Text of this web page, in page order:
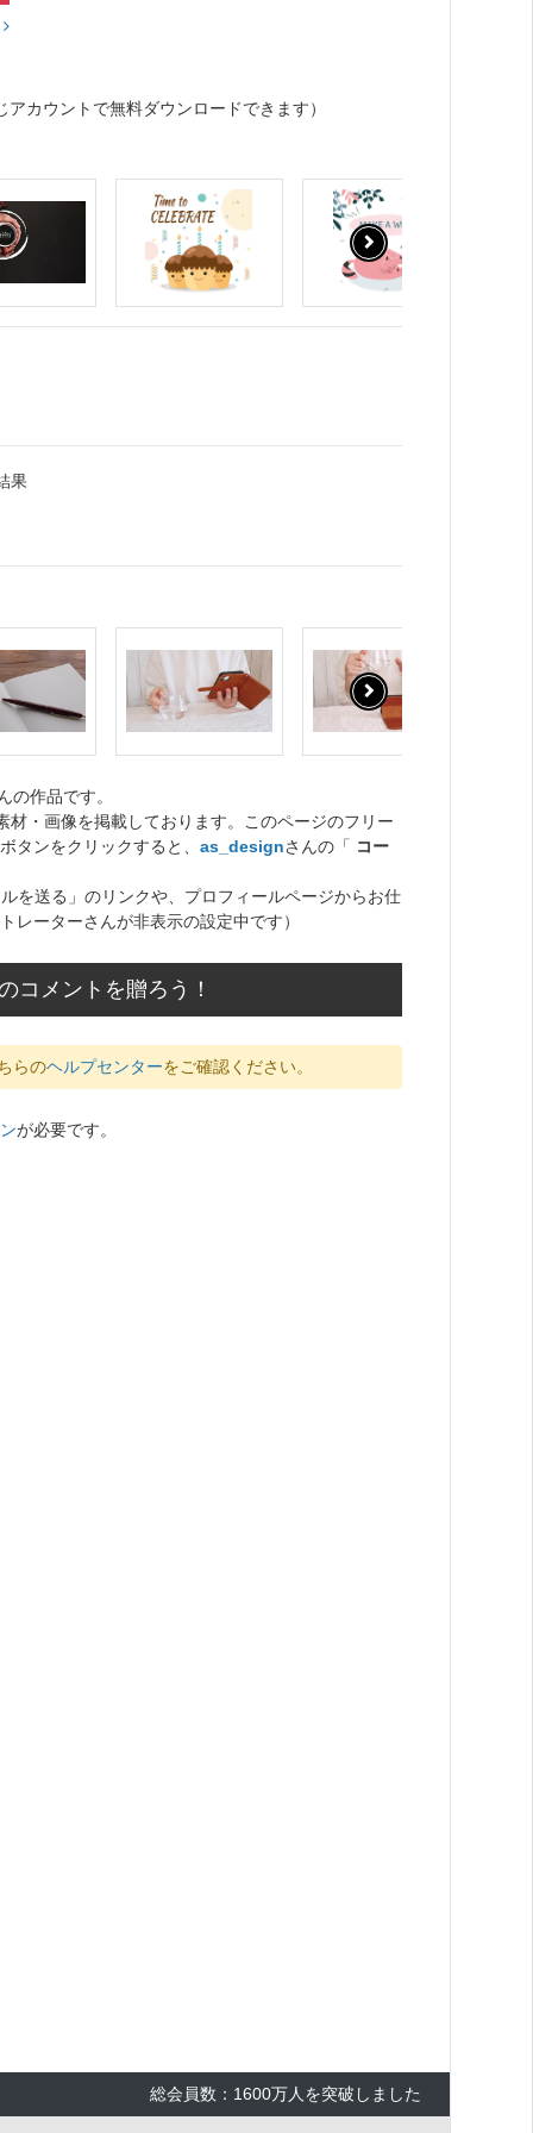
アカウントで無料ダウンロードできます）
果
の作品です。
・画像を掲載しております。このページのフリー
タンをクリックすると、 as_designさんの「 コー
を送る」のリンクや、プロフィールページからお仕
レーターさんが非表示の設定中です）
コメントを贈ろう！
らのヘルプセンターをご確認ください。
が必要です。
総会員数：1600万人を突破しました